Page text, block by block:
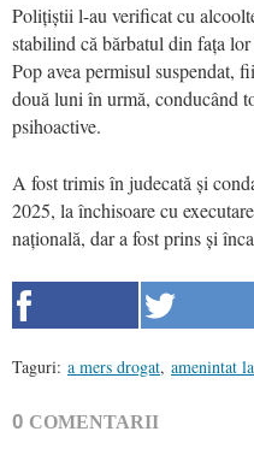
Polițiștii l-au verificat cu
stabilind că bărbatul din fața
Pop avea permisul suspendat,
două luni în urmă, conducând
psihoactive.
A fost trimis în judecată și
2025, la închisoare cu
națională, dar a fost prins și
Taguri: a mers drogat, amenintat
0 COMENTARII